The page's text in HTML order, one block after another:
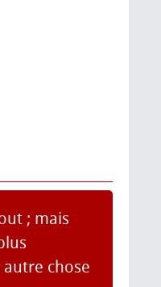
; mais
chose